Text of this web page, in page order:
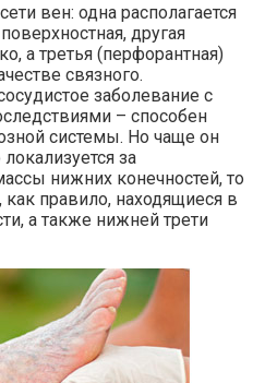
вен: одна располагается
другая
а третья (перфорантная)
связного.
заболевание с
– способен
системы. Но чаще он
за
нижних конечностей, то
правило, находящиеся в
а также нижней трети